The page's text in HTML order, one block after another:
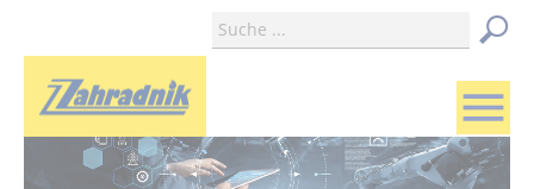
menu